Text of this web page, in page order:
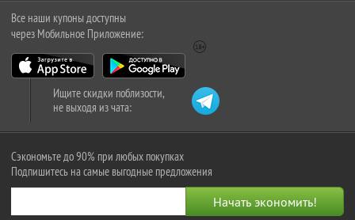
Все наши купоны доступны
через Мобильное Приложение:
Ищите скидки поблизости,
не выходя из чата:
Сэкономьте до 90% при любых покупках
Подпишитесь на самые выгодные предложения